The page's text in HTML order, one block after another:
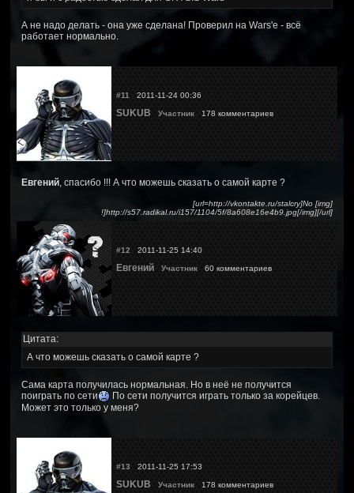
А не надо делать - она уже сделана! Проверил на Wars'е - всё
работает нормально.
#11 2011-11-24 00:36
SUKUB Участник 178 комментариев
Евгений , спасибо !!! А что можешь сказать о самой карте ?
[url=http://vkontakte.ru/stalcry]No [img]
!]http://s57.radikal.ru/i157/1104/5f/8a608e16e4b9.jpg[/img][/url]
#12 2011-11-25 14:40
Евгений Участник 60 комментариев
Цитата:
А что можешь сказать о самой карте ?
Сама карта получилась нормальная. Но в неё не получится
поиграть по сети
По сети получится играть только за корейцев.
Может это только у меня?
#13 2011-11-25 17:53
SUKUB Участник 178 комментариев